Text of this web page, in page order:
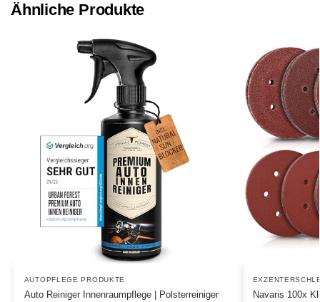
Ähnliche Produkte
AUTOPFLEGE PRODUKTE
Auto Reiniger Innenraumpflege | Polsterreiniger
Navaris 100x